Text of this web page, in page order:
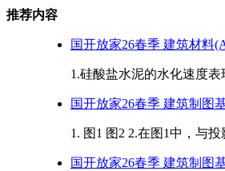
推荐内容
国开放家26春季 建筑材料
1.硅酸盐水泥的水化速度
国开放家26春季 建筑制图
1. 图1 图2 2.在图1中，与
国开放家26春季 建筑制图